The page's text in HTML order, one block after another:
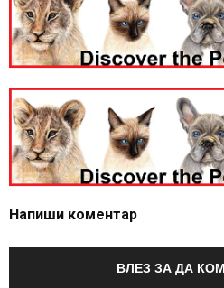
Напиши коментар
ВЛЕЗ ЗА ДА